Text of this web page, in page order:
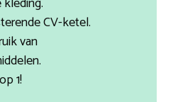
CV-ketel.
van
1!